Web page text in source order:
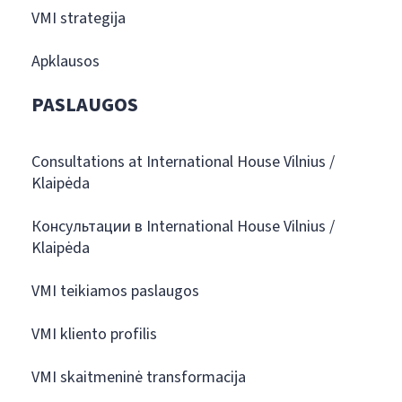
VMI strategija
Apklausos
PASLAUGOS
Consultations at International House Vilnius /
Klaipėda
Консультации в International House Vilnius /
Klaipėda
VMI teikiamos paslaugos
VMI kliento profilis
VMI skaitmeninė transformacija